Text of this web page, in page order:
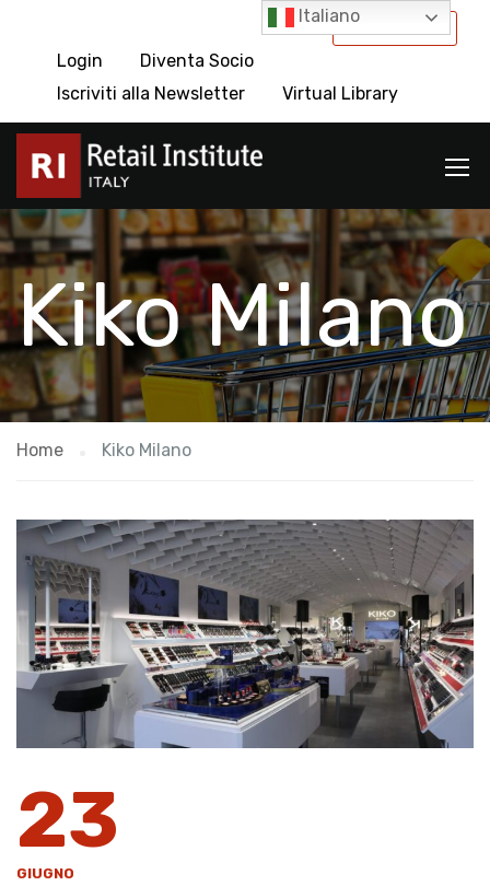
International
Login
Diventa Socio
Iscriviti alla Newsletter
Virtual Library
Kiko Milano
Home Kiko Milano
23
GIUGNO
Italiano